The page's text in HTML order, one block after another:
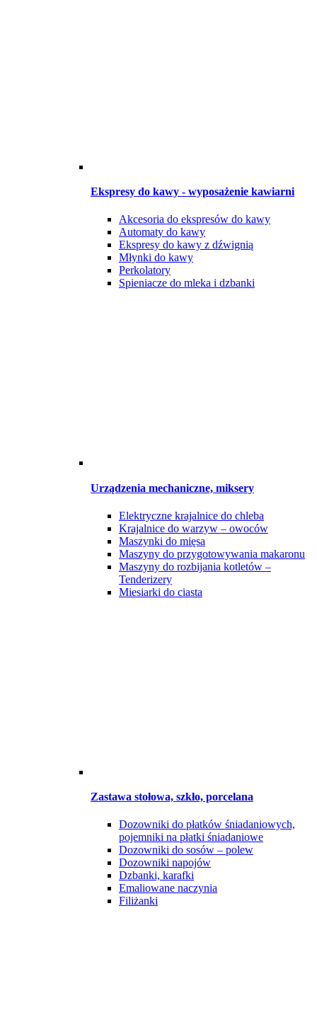
Ekspresy do kawy - wyposażenie kawiarni
Akcesoria do ekspresów do kawy
Automaty do kawy
Ekspresy do kawy z dźwignią
Młynki do kawy
Perkolatory
Spieniacze do mleka i dzbanki
Urządzenia mechaniczne, miksery
Elektryczne krajalnice do chleba
Krajalnice do warzyw – owoców
Maszynki do mięsa
Maszyny do przygotowywania makaronu
Maszyny do rozbijania kotletów –
Tenderizery
Miesiarki do ciasta
Zastawa stołowa, szkło, porcelana
Dozowniki do płatków śniadaniowych,
pojemniki na płatki śniadaniowe
Dozowniki do sosów – polew
Dozowniki napojów
Dzbanki, karafki
Emaliowane naczynia
Filiżanki